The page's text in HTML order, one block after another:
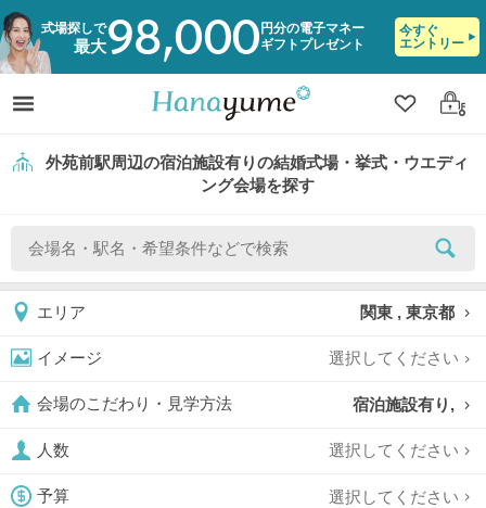
式場探しで
最大98,000 円分の電子マネー
ギフトプレゼント
今すぐ
エントリー
クリップ
ログ
外苑前駅周辺の宿泊施設有りの結婚式場・挙式・ウエディ
ング会場を探す
エリア 関東 , 東京都
イメージ 選択してください
会場のこだわり・見学方法 宿泊施設有り,
人数 選択してください
予算 選択してください